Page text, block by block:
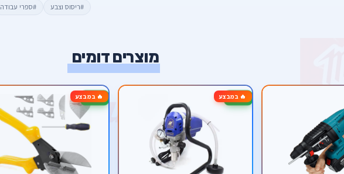
#ריסוס וצבע #ספרי עבודה
מוצרים דומים
🔥 במבצע-11% 🔥 במבצע-51%